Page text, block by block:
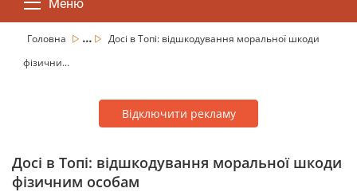
Меню
Головна ...
Досі в Топі: відшкодування моральної шкоди
фізични...
Відключити рекламу
Досі в Топі: відшкодування моральної шкоди
фізичним особам